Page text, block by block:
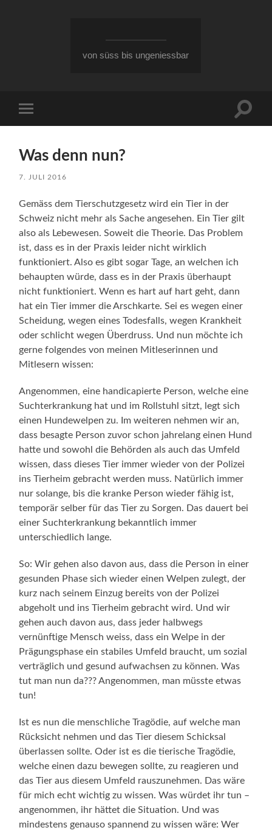
von süss bis ungeniessbar
Menü
Was denn nun?
7. JULI 2016
Gemäss dem Tierschutzgesetz wird ein Tier in der
Schweiz nicht mehr als Sache angesehen. Ein Tier gilt
also als Lebewesen. Soweit die Theorie. Das Problem
ist, dass es in der Praxis leider nicht wirklich
funktioniert. Also es gibt sogar Tage, an welchen ich
behaupten würde, dass es in der Praxis überhaupt
nicht funktioniert. Wenn es hart auf hart geht, dann
hat ein Tier immer die Arschkarte. Sei es wegen einer
Scheidung, wegen eines Todesfalls, wegen Krankheit
oder schlicht wegen Überdruss. Und nun möchte ich
gerne folgendes von meinen Mitleserinnen und
Mitlesern wissen:
Angenommen, eine handicapierte Person, welche eine
Suchterkrankung hat und im Rollstuhl sitzt, legt sich
einen Hundewelpen zu. Im weiteren nehmen wir an,
dass besagte Person zuvor schon jahrelang einen Hund
hatte und sowohl die Behörden als auch das Umfeld
wissen, dass dieses Tier immer wieder von der Polizei
ins Tierheim gebracht werden muss. Natürlich immer
nur solange, bis die kranke Person wieder fähig ist,
temporär selber für das Tier zu Sorgen. Das dauert bei
einer Suchterkrankung bekanntlich immer
unterschiedlich lange.
So: Wir gehen also davon aus, dass die Person in einer
gesunden Phase sich wieder einen Welpen zulegt, der
kurz nach seinem Einzug bereits von der Polizei
abgeholt und ins Tierheim gebracht wird. Und wir
gehen auch davon aus, dass jeder halbwegs
vernünftige Mensch weiss, dass ein Welpe in der
Prägungsphase ein stabiles Umfeld braucht, um sozial
verträglich und gesund aufwachsen zu können. Was
tut man nun da??? Angenommen, man müsste etwas
tun!
Ist es nun die menschliche Tragödie, auf welche man
Rücksicht nehmen und das Tier diesem Schicksal
überlassen sollte. Oder ist es die tierische Tragödie,
welche einen dazu bewegen sollte, zu reagieren und
das Tier aus diesem Umfeld rauszunehmen. Das wäre
für mich echt wichtig zu wissen. Was würdet ihr tun –
angenommen, ihr hättet die Situation. Und was
mindestens genauso spannend zu wissen wäre: Wer